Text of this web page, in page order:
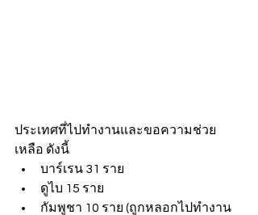
ประเทศที่ไปทำงานและขอความช่วย
เหลือ ดังนี้
บาร์เรน 31 ราย
ดูไบ 15 ราย
กัมพูชา 10 ราย (ถูกหลอกไปทำงาน